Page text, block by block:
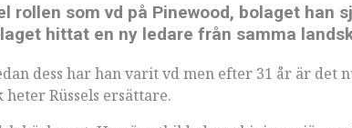
rollen som vd på Pinewood, bolaget han
hittat en ny ledare från samma
dess har han varit vd men efter 31 år är det
Rüssels ersättare.